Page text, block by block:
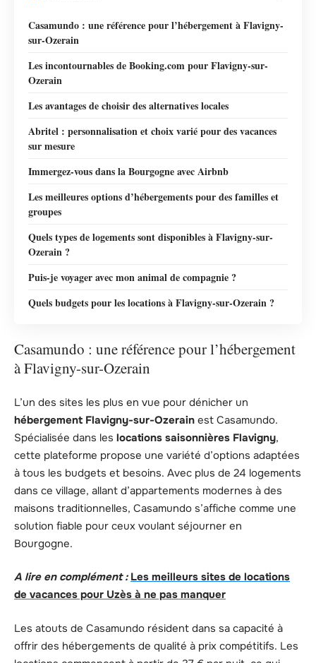
Casamundo : une référence pour l’hébergement à Flavigny-
sur-Ozerain
Les incontournables de Booking.com pour Flavigny-sur-
Ozerain
Les avantages de choisir des alternatives locales
Abritel : personnalisation et choix varié pour des vacances
sur mesure
Immergez-vous dans la Bourgogne avec Airbnb
Les meilleures options d’hébergements pour des familles et
groupes
Quels types de logements sont disponibles à Flavigny-sur-
Ozerain ?
Puis-je voyager avec mon animal de compagnie ?
Quels budgets pour les locations à Flavigny-sur-Ozerain ?
Casamundo : une référence pour l’hébergement
à Flavigny-sur-Ozerain
L’un des sites les plus en vue pour dénicher un
hébergement Flavigny-sur-Ozerain est Casamundo.
Spécialisée dans les locations saisonnières Flavigny,
cette plateforme propose une variété d’options adaptées
à tous les budgets et besoins. Avec plus de 24 logements
dans ce village, allant d’appartements modernes à des
maisons traditionnelles, Casamundo s’affiche comme une
solution fiable pour ceux voulant séjourner en
Bourgogne.
A lire en complément : Les meilleurs sites de locations
de vacances pour Uzès à ne pas manquer
Les atouts de Casamundo résident dans sa capacité à
offrir des hébergements de qualité à prix compétitifs. Les